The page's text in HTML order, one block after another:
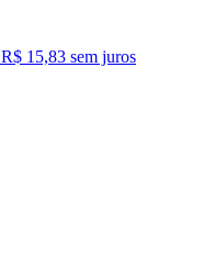
R$ 15,83 sem juros